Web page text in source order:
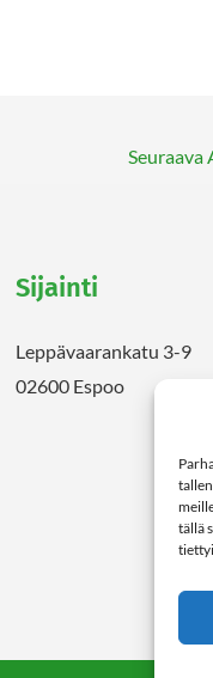
tällä
Seuraava
Sijainti
Leppävaarankatu 3-9
02600 Espoo